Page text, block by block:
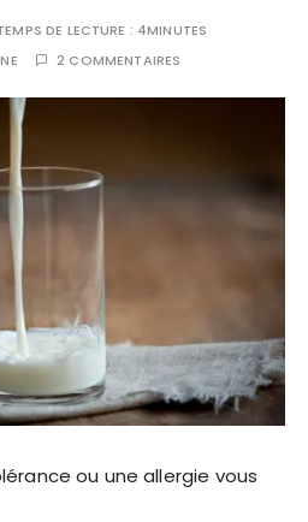
DE LECTURE : 4MINUTES
2 COMMENTAIRES
ou une allergie vous